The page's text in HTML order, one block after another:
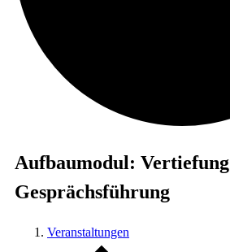
Aufbaumodul: Vertiefung
Gesprächsführung
Veranstaltungen